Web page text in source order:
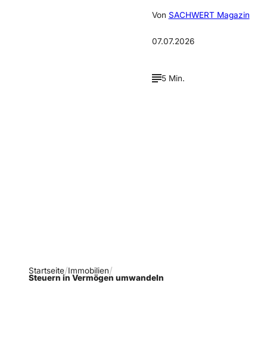
Von SACHWERT Magazin
07.07.2026
5 Min.
Startseite Immobilien
Steuern in Vermögen umwandeln